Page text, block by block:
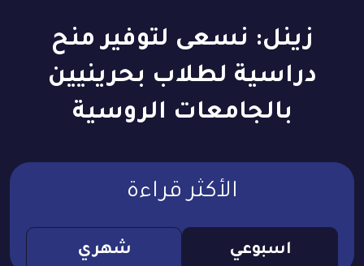
زينل: نسعى لتوفير منح
دراسية لطلاب بحرينيين
بالجامعات الروسية
الأكثر قراءة
اسبوعي شهري